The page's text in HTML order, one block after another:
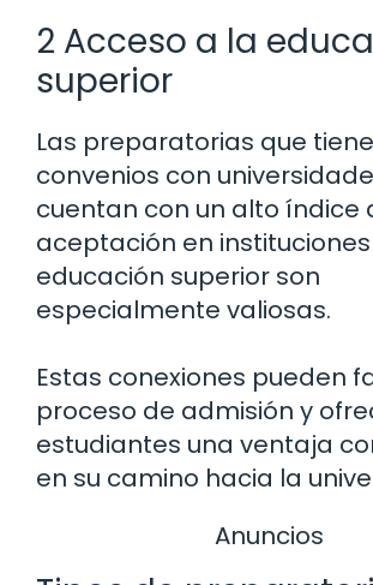
2 Acceso a la
superior
Las preparatorias que
convenios con
cuentan con un alto índice
aceptación en
educación superior son
especialmente valiosas.
Estas conexiones pueden
proceso de admisión y
estudiantes una ventaja
en su camino hacia la
Anuncios